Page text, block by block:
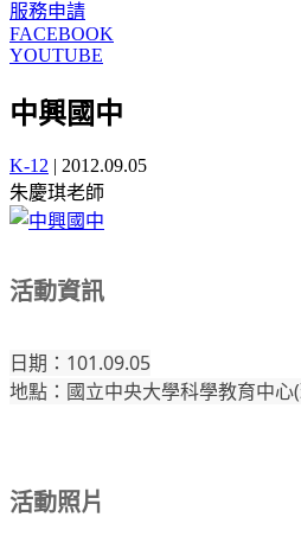
服務申請
FACEBOOK
YOUTUBE
中興國中
K-12 | 2012.09.05
朱慶琪老師
活動資訊
日期：101.09.05
地點：國立中央大學科學教育中
活動照片